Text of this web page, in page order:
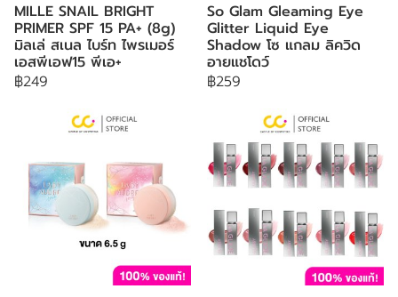
MILLE SNAIL BRIGHT
PRIMER SPF 15 PA+ (8g)
มิลเล่ สเนล ไบร์ท ไพรเมอร์
เอสพีเอฟ15 พีเอ+
฿249
So Glam Gleaming Eye
Glitter Liquid Eye
Shadow โซ แกลม ลิควิด
อายแชโดว์
฿259